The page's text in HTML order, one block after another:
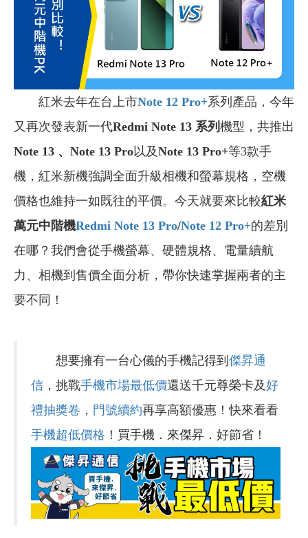
紅米去年在台上市Note 12 Pro+系列產品，今年
又再次發表新一代Redmi Note 13 系列 機型，共推出
Note 13 、Note 13 Pro以及Note 13 Pro+等3款手
機，紅米新機強調全面升級相機和螢幕規格，空機
價格也維持一如既往的平價。今天就要來比較紅米
萬元中階機Redmi Note 13 Pro/Note 12 Pro+的差別
在哪？我們會從手機螢幕、硬體規格、電量續航
力、相機到售價全面分析，帶你快速掌握兩者的主
要不同！
想要擁有一台心儀的手機記得到 傑昇通
信 ，挑戰手機市場最低價還送千元尊榮卡及好
禮抽獎卷 ， 門號續約再享高額優惠！快來看看
手機超低價格 ！買手機．來傑昇．好節省！